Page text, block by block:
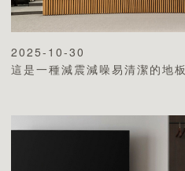
2025-10-30
這是一種減震減噪易清潔的地板